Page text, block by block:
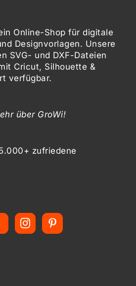
Online-Shop für digitale
Designvorlagen. Unsere
SVG- und DXF-Dateien
Cricut, Silhouette &
verfügbar.
über GroWi!
zufriedene